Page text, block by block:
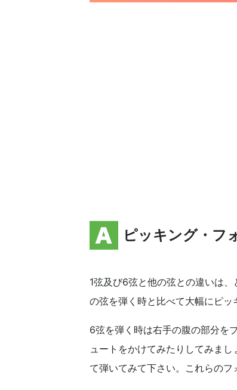
ピッキング・フ
1弦及び6弦と他の弦との違いは
の弦を弾く時と比べて大幅にピ
6弦を弾く時は右手の腹の部分を
ュートをかけてみたりしてみま
て弾いてみて下さい。これらのフ